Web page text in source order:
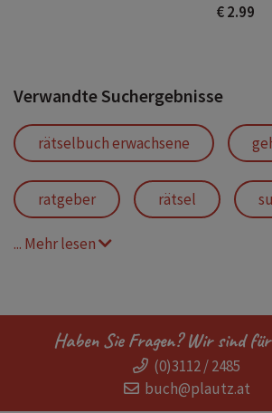
€ 2.99
Verwandte Suchergebnisse
rätselbuch erwachsene
ratgeber rätsel
rätsel für zahlenfreunde
japanisches zahlenrätsel
braingym
... Mehr lesen
Haben Sie Fragen? Wir sind
(0)3112 / 2485
buch@plautz.at